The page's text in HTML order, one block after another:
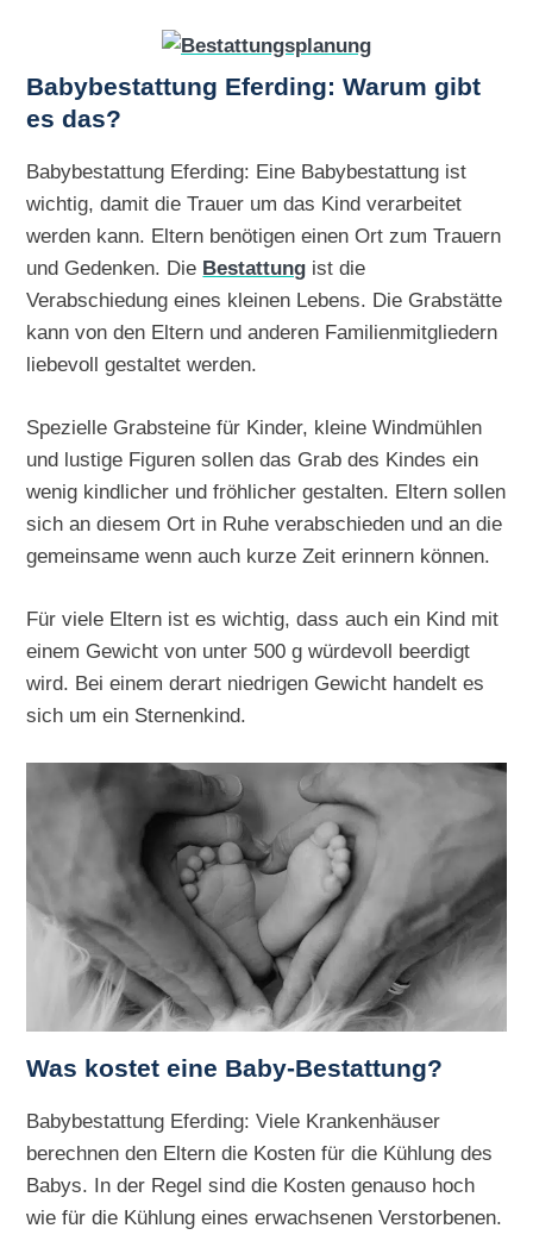
Babybestattung Eferding: Warum gibt
es das?
Babybestattung Eferding: Eine Babybestattung ist
wichtig, damit die Trauer um das Kind verarbeitet
werden kann. Eltern benötigen einen Ort zum Trauern
und Gedenken. Die Bestattung ist die
Verabschiedung eines kleinen Lebens. Die Grabstätte
kann von den Eltern und anderen Familienmitgliedern
liebevoll gestaltet werden.
Spezielle Grabsteine für Kinder, kleine Windmühlen
und lustige Figuren sollen das Grab des Kindes ein
wenig kindlicher und fröhlicher gestalten. Eltern sollen
sich an diesem Ort in Ruhe verabschieden und an die
gemeinsame wenn auch kurze Zeit erinnern können.
Für viele Eltern ist es wichtig, dass auch ein Kind mit
einem Gewicht von unter 500 g würdevoll beerdigt
wird. Bei einem derart niedrigen Gewicht handelt es
sich um ein Sternenkind.
Was kostet eine Baby-Bestattung?
Babybestattung Eferding: Viele Krankenhäuser
berechnen den Eltern die Kosten für die Kühlung des
Babys. In der Regel sind die Kosten genauso hoch
wie für die Kühlung eines erwachsenen Verstorbenen.